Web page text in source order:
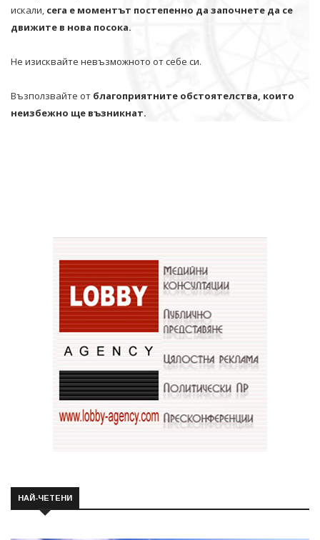
искали, сега е моментът постепенно да започнете да се
движите в нова посока.
Не изисквайте невъзможното от себе си.
Възползвайте от благоприятните обстоятелства, които
неизбежно ще възникнат.
НАЙ-ЧЕТЕНИ